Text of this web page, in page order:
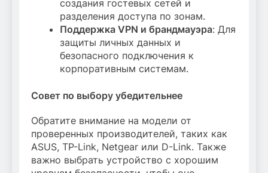
создания гостевых сетей и
разделения доступа по зонам.
Поддержка VPN и брандмауэра: Для
защиты личных данных и
безопасного подключения к
корпоративным системам.
Совет по выбору убедительнее
Обратите внимание на модели от
проверенных производителей, таких как
ASUS, TP-Link, Netgear или D-Link. Также
важно выбрать устройство с хорошим